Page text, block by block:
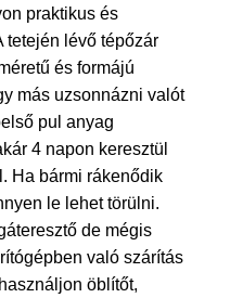
praktikus és
tetején lévő tépőzár
és formájú
más uzsonnázni valót
pul anyag
4 napon keresztül
Ha bármi rákenődik
le lehet törülni.
de mégis
való szárítás
öblítőt,